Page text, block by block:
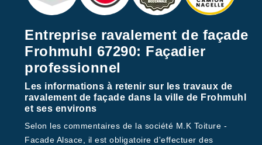
Entreprise ravalement de façade
Frohmuhl 67290: Façadier
professionnel
Les informations à retenir sur les travaux de
ravalement de façade dans la ville de Frohmuhl
et ses environs
Selon les commentaires de la société M.K Toiture -
Facade Alsace, il est obligatoire d'effectuer des